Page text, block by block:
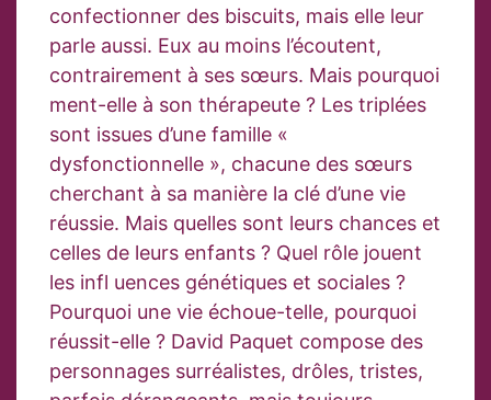
confectionner des biscuits, mais elle leur
parle aussi. Eux au moins l’écoutent,
contrairement à ses sœurs. Mais pourquoi
ment-elle à son thérapeute ? Les triplées
sont issues d’une famille «
dysfonctionnelle », chacune des sœurs
cherchant à sa manière la clé d’une vie
réussie. Mais quelles sont leurs chances et
celles de leurs enfants ? Quel rôle jouent
les infl uences génétiques et sociales ?
Pourquoi une vie échoue-telle, pourquoi
réussit-elle ? David Paquet compose des
personnages surréalistes, drôles, tristes,